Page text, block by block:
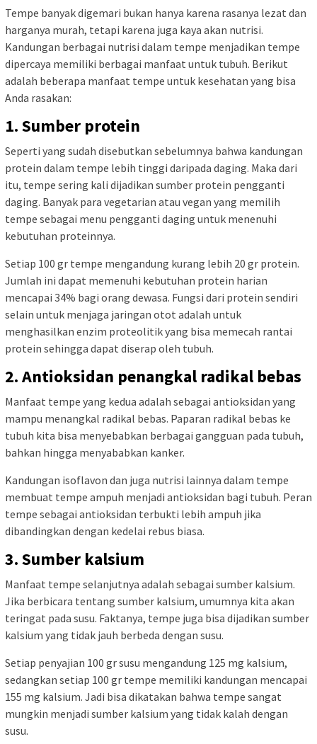
Tempe banyak digemari bukan hanya karena rasanya lezat dan
harganya murah, tetapi karena juga kaya akan nutrisi.
Kandungan berbagai nutrisi dalam tempe menjadikan tempe
dipercaya memiliki berbagai manfaat untuk tubuh. Berikut
adalah beberapa manfaat tempe untuk kesehatan yang bisa
Anda rasakan:
1. Sumber protein
Seperti yang sudah disebutkan sebelumnya bahwa kandungan
protein dalam tempe lebih tinggi daripada daging. Maka dari
itu, tempe sering kali dijadikan sumber protein pengganti
daging. Banyak para vegetarian atau vegan yang memilih
tempe sebagai menu pengganti daging untuk menenuhi
kebutuhan proteinnya.
Setiap 100 gr tempe mengandung kurang lebih 20 gr protein.
Jumlah ini dapat memenuhi kebutuhan protein harian
mencapai 34% bagi orang dewasa. Fungsi dari protein sendiri
selain untuk menjaga jaringan otot adalah untuk
menghasilkan enzim proteolitik yang bisa memecah rantai
protein sehingga dapat diserap oleh tubuh.
2. Antioksidan penangkal radikal bebas
Manfaat tempe yang kedua adalah sebagai antioksidan yang
mampu menangkal radikal bebas. Paparan radikal bebas ke
tubuh kita bisa menyebabkan berbagai gangguan pada tubuh,
bahkan hingga menyababkan kanker.
Kandungan isoflavon dan juga nutrisi lainnya dalam tempe
membuat tempe ampuh menjadi antioksidan bagi tubuh. Peran
tempe sebagai antioksidan terbukti lebih ampuh jika
dibandingkan dengan kedelai rebus biasa.
3. Sumber kalsium
Manfaat tempe selanjutnya adalah sebagai sumber kalsium.
Jika berbicara tentang sumber kalsium, umumnya kita akan
teringat pada susu. Faktanya, tempe juga bisa dijadikan sumber
kalsium yang tidak jauh berbeda dengan susu.
Setiap penyajian 100 gr susu mengandung 125 mg kalsium,
sedangkan setiap 100 gr tempe memiliki kandungan mencapai
155 mg kalsium. Jadi bisa dikatakan bahwa tempe sangat
mungkin menjadi sumber kalsium yang tidak kalah dengan
susu.